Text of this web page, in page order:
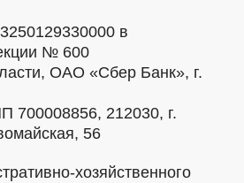
в
№ 600
ОАО «Сбер Банк», г.
700008856, 212030, г.
56
хозяйственного